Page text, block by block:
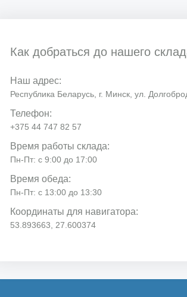
Как добраться до нашего
Наш адрес:
Республика Беларусь, г. Минск, ул.
Телефон:
+375 44 747 82 57
Время работы склада:
Пн-Пт: с 9:00 до 17:00
Время обеда:
Пн-Пт: с 13:00 до 13:30
Координаты для навигатора:
53.893663, 27.600374